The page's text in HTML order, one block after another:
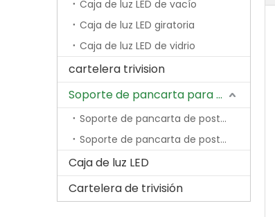
Caja de luz LED de vacío
Caja de luz LED giratoria
Caja de luz LED de vidrio
cartelera trivision
Soporte de pancarta para poste de lámpara
Soporte de pancarta de poste de lámpara económica
Soporte de pancarta de poste de lámpara con resorte
Caja de luz LED
Cartelera de trivisión